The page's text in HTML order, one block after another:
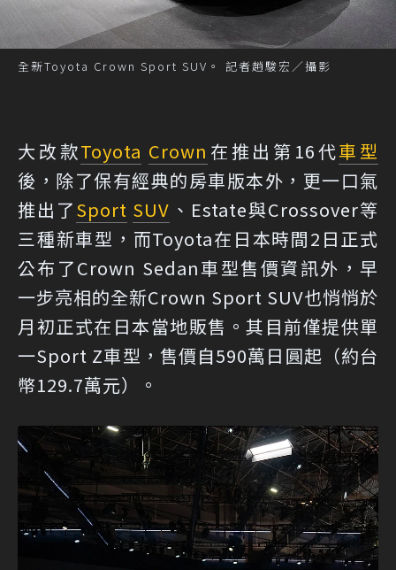
全新Toyota Crown Sport SUV。 記者趙駿宏／攝影
大改款Toyota Crown 在推出第16代車型
後，除了保有經典的房車版本外，更一口氣
推出了Sport SUV 、Estate與Crossover等
三種新車型，而Toyota在日本時間2日正式
公布了Crown Sedan車型售價資訊外，早
一步亮相的全新Crown Sport SUV也悄悄於
月初正式在日本當地販售。其目前僅提供單
一Sport Z車型，售價自590萬日圓起（約台
幣129.7萬元）。